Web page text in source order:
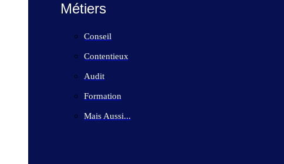
Métiers
Conseil
Contentieux
Audit
Formation
Mais Aussi...